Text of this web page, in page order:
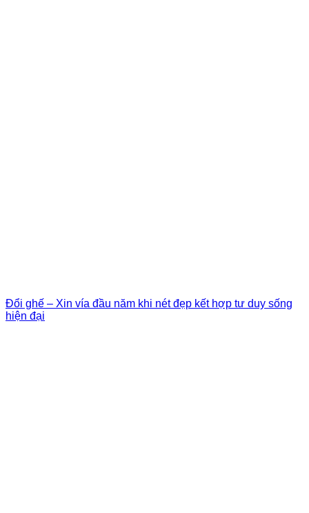
Đổi ghế – Xin vía đầu năm khi nét đẹp kết hợp tư duy sống
hiện đại